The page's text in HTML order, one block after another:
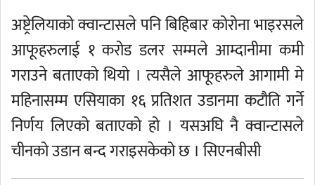
अष्ट्रेलियाको क्वान्टासले पनि बिहिबार कोरोना भाइरसले
आफूहरुलाई १ करोड डलर सम्मले आम्दानीमा कमी
गराउने बताएको थियो । त्यसैले आफूहरुले आगामी मे
महिनासम्म एसियाका १६ प्रतिशत उडानमा कटौति गर्ने
निर्णय लिएको बताएको हो । यसअघि नै क्वान्टासले
चीनको उडान बन्द गराइसकेको छ । सिएनबीसी